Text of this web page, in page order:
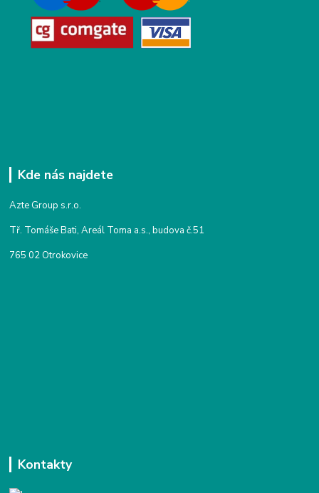
Kde nás najdete
Azte Group s.r.o.
Tř. Tomáše Bati, Areál Toma a.s., budova č.51
765 02 Otrokovice
Kontakty